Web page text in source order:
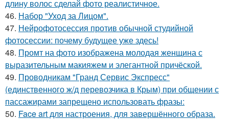
длину волос сделай фото реалистичное.
46. Набор "Уход за Лицом".
47. Нейрофотосессия против обычной студийной
фотосессии: почему будущее уже здесь!
48. Промт на фото изображена молодая женщина с
выразительным макияжем и элегантной причёской.
49. Проводникам "Гранд Сервис Экспресс"
(единственного ж/д перевозчика в Крым) при общении с
пассажирами запрещено использовать фразы:
50. Face art для настроения, для завершённого образа.